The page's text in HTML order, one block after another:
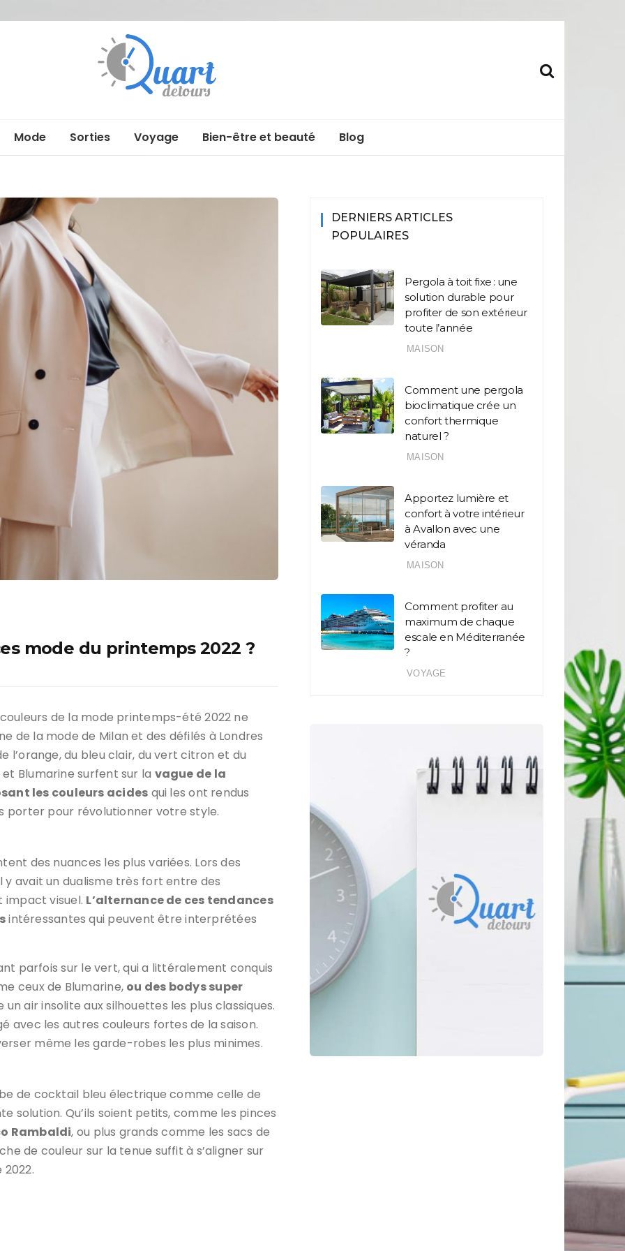
Mode Sorties Voyage Bien-être et beauté Blog
mode du printemps 2022 ?
de la mode printemps-été 2022 ne
de la mode de Milan et des défilés à Londres
l’orange, du bleu clair, du vert citron et du
Blumarine surfent sur la vague de la
les couleurs acides qui les ont rendus
porter pour révolutionner votre style.
des nuances les plus variées. Lors des
avait un dualisme très fort entre des
impact visuel. L’alternance de ces tendances
intéressantes qui peuvent être interprétées
parfois sur le vert, qui a littéralement conquis
ceux de Blumarine, ou des bodys super
un air insolite aux silhouettes les plus classiques.
avec les autres couleurs fortes de la saison.
même les garde-robes les plus minimes.
de cocktail bleu électrique comme celle de
solution. Qu’ils soient petits, comme les pinces
Rambaldi, ou plus grands comme les sacs de
de couleur sur la tenue suffit à s’aligner sur
DERNIERS ARTICLES
POPULAIRES
Pergola à toit fixe : une
solution durable pour
profiter de son extérieur
toute l’année
MAISON
Comment une pergola
bioclimatique crée un
confort thermique
naturel ?
MAISON
Apportez lumière et
confort à votre intérieur
à Avallon avec une
véranda
MAISON
Comment profiter au
maximum de chaque
escale en Méditerranée
?
VOYAGE